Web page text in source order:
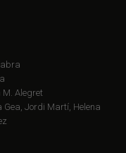
M. Alegret
Gea, Jordi Martí, Helena